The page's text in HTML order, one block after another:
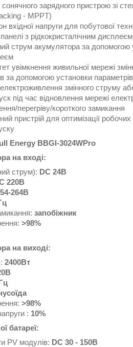
зарядного пристрою зі
- MPPT)
вхідної напруги для побутової
з рідкокристалічним дисплеєм
струм акумулятора за допомогою
увімкнення живильної мережі
за допомогою установки
змінного струму
під час відновлення мережі
перегріву/короткого замикання
пристрій для оптимізації
Energy BBGI-3024WPro
на вході:
струм): DC 24В
220В
264В
запобіжник
>98%
на виході:
2400Вт
>98%
: 10%
батареї:
PV модулів: DC 30 - 150В